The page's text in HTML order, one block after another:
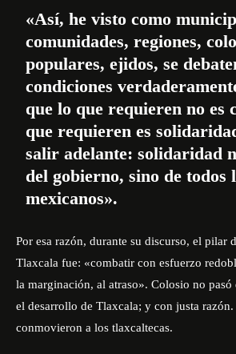
«Así, he visto como
comunidades, regiones,
populares, ejidos, se
condiciones
que lo que requieren no es
que requieren es
salir adelante: solidaridad
del gobierno, sino de todos
mexicanos».
Por esa razón, durante su discurso, el pilar
Tlaxcala fue: «combatir con esfuerzo
la marginación, al atraso». Colosio no pasó
el desarrollo de Tlaxcala; y con justa razón.
conmovieron a los tlaxcaltecas.